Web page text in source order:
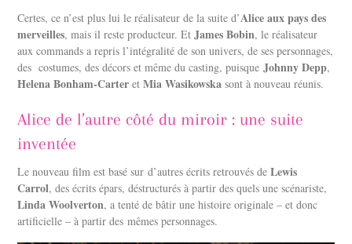
Certes, ce n’est plus lui le réalisateur de la suite d’Alice aux pays des
merveilles, mais il reste producteur. EtJames Bobin, le réalisateur
aux commands a repris l’intégralité de son univers, de ses personnages,
des costumes, des décors et même du casting, puisqueJohnny Depp,
Helena Bonham-Carter etMia Wasikowska sont à nouveau réunis.
Alice de l’autre côté du miroir : une suite
inventée
Le nouveau film est basé sur d’autres écrits retrouvés deLewis
Carrol, des écrits épars, déstructurés à partir des quels une scénariste,
Linda Woolverton, a tenté de bâtir une histoire originale – et donc
artificielle – à partir des mêmes personnages.